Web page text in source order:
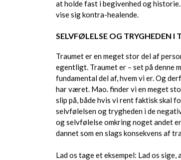
at holde fast i begivenhed og
vise sig kontra-healende.
SELVFØLELSE OG TRYGHEDEN I
Traumet er en meget stor del af
egentligt. Traumet er – set på denne
fundamental del af, hvem vi er. Og
har været. Mao. finder vi en meget
slip på, både hvis vi rent faktisk skal
selvfølelsen og trygheden i de
og selvfølelse omkring noget andet
dannet som en slags konsekvens af
Lad os tage et eksempel: Lad os